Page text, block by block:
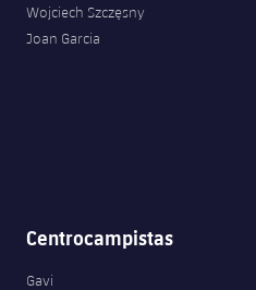
Wojciech Szczęsny
Joan Garcia
Centrocampistas
Gavi